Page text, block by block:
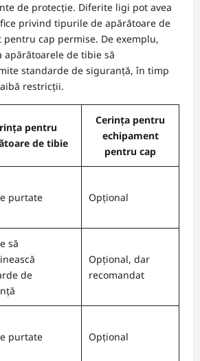
de protecție. Diferite ligi pot avea
privind tipurile de apărătoare de
cap permise. De exemplu,
de tibie să
standarde de siguranță, în timp
restricții.
pentru
de tibie
Cerința pentru
echipament
pentru cap
purtate Opțional
să
de
Opțional, dar
recomandat
purtate Opțional